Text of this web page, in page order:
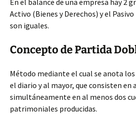
En el balance de una empresa hay 2
Activo (Bienes y Derechos) y el
son iguales.
Concepto de Partida
Método mediante el cual se anota
el diario y al mayor, que consisten en
simultáneamente en al menos dos
patrimoniales producidas.